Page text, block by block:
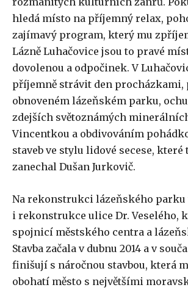
hledá místo na příjemný relax,
zajímavý program, který mu
Lázně Luhačovice jsou to pravé
dovolenou a odpočinek. V
příjemně strávit den procházkami,
obnoveném lázeňském parku,
zdejších světoznámých
Vincentkou a obdivováním
staveb ve stylu lidové secese, které
zanechal Dušan Jurkovič.
Na rekonstrukci lázeňského parku
i rekonstrukce ulice Dr. Veselého,
spojnicí městského centra a
Stavba začala v dubnu 2014 a v
finišují s náročnou stavbou, která
obohatí město s největšími